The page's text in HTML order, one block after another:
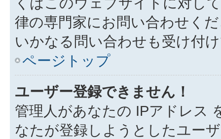
律の専門家にお問い合わせく
いかなる問い合わせも受け付
ページトップ
ユーザー登録できません！
管理人があなたの IPアドレス
なたが登録しようとしたユー